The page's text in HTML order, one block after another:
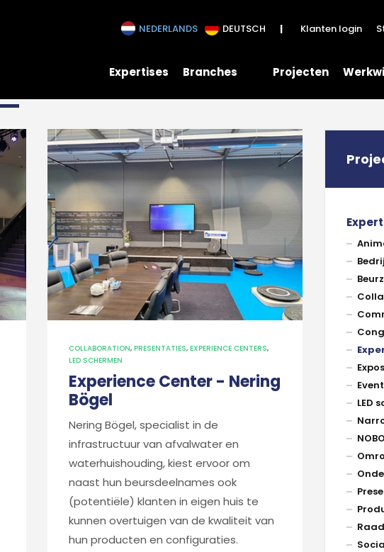
NEDERLANDS DEUTSCH Klanten login
Expertises Branches Projecten
COLLABORATION, PRESENTATIES, EXPERIENCE CENTERS,
LED SCHERMEN
Experience Center - Nering
Bögel
Nering Bögel, specialist in de
infrastructuur van afvalwater en
waterhuishouding, kiest ervoor om
naast hun beursdeelnames ook
(potentiële) klanten in eigen huis te
kunnen overtuigen van de kwaliteit van
hun producten en configuraties.
LED